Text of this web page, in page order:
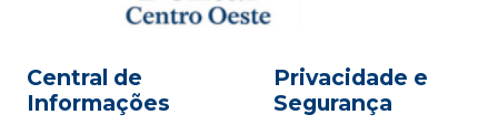
Central de
Informações
Privacidade e
Segurança